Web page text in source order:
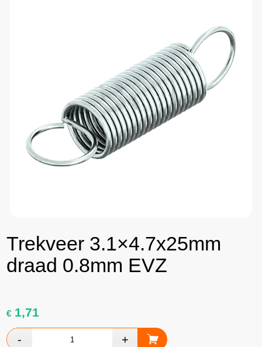
Trekveer 3.1×4.7x25mm
draad 0.8mm EVZ
€ 1,71